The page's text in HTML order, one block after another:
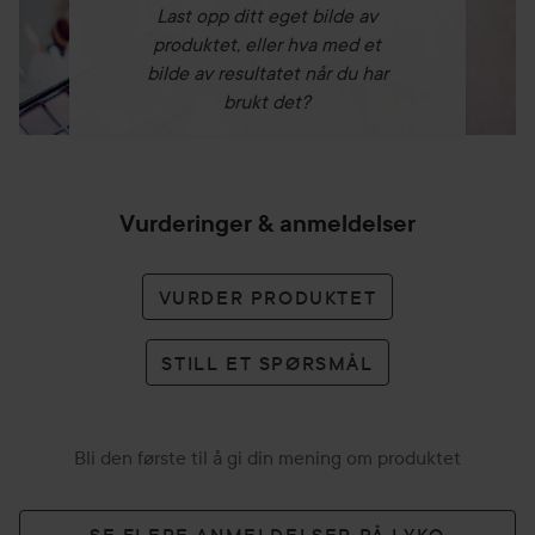
Last opp ditt eget bilde av
produktet, eller hva med et
bilde av resultatet når du har
brukt det?
Vurderinger & anmeldelser
VURDER PRODUKTET
STILL ET SPØRSMÅL
Bli den første til å gi din mening om produktet